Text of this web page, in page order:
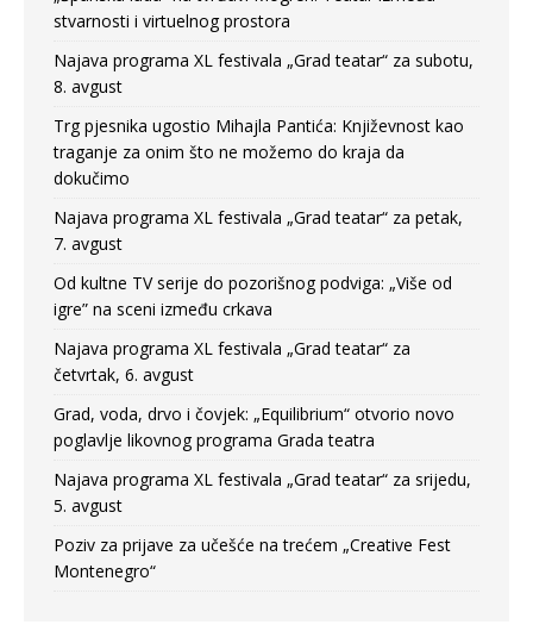
stvarnosti i virtuelnog prostora
Najava programa XL festivala „Grad teatar“ za subotu,
8. avgust
Trg pjesnika ugostio Mihajla Pantića: Književnost kao
traganje za onim što ne možemo do kraja da
dokučimo
Najava programa XL festivala „Grad teatar“ za petak,
7. avgust
Od kultne TV serije do pozorišnog podviga: „Više od
igre” na sceni između crkava
Najava programa XL festivala „Grad teatar“ za
četvrtak, 6. avgust
Grad, voda, drvo i čovjek: „Equilibrium“ otvorio novo
poglavlje likovnog programa Grada teatra
Najava programa XL festivala „Grad teatar“ za srijedu,
5. avgust
Poziv za prijave za učešće na trećem „Creative Fest
Montenegro“